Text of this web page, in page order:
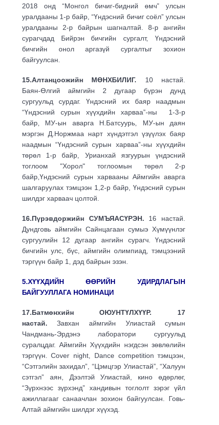
2018 онд “Монгол бичиг-бидний өмч” улсын
уралдааны 1-р байр, “Үндэсний бичиг соёл” улсын
уралдааны 2-р байрын шагналтай. 8-р ангийн
сурагчдад Бийрэн бичгийн сургалт, Үндэсний
бичгийн онол аргазүй сургалтыг зохион
байгуулсан.
15.Алтанцоожийн МӨНХБИЛИГ. 10 настай.
Баян-Өлгий аймгийн 2 дугаар бүрэн дунд
сургуульд сурдаг. Үндэсний их баяр наадмын
“Үндэсний сурын хүүхдийн харваа”-ны 1-3-р
байр, МУ-ын аварга Н.Батсуурь, МУ-ын даян
мэргэн Д.Норжмаа нарт хүндэтгэл үзүүлэх баяр
наадмын “Үндэсний сурын харваа”-ны хүүхдийн
төрөл 1-р байр, Урианхай язгуурын үндэсний
тоглоом "Хорол" тоглоомын төрөл 2-р
байр,Үндэсний сурын харвааны Аймгийн аварга
шалгаруулах тэмцээн 1,2-р байр, Үндэсний сурын
шилдэг харваач цолтой.
16.Пүрэвдоржийн СУМЪЯАСҮРЭН. 16 настай.
Дундговь аймгийн Сайнцагаан сумыэ Хүмүүнлэг
сургуулийн 12 дугаар ангийн сурагч. Үндэсний
бичгийн улс, бүс, аймгийн олимпиад, тэмцээний
тэргүүн байр 1, дэд байрын эзэн.
5.ХҮҮХДИЙН ӨӨРИЙН УДИРДЛАГЫН
БАЙГУУЛЛАГА НОМИНАЦИ
17.Батмөнхийн ОЮУНТҮЛХҮҮР. 17
настай.Завхан аймгийн Улиастай сумын
Чандмань-Эрдэнэ лаборатори сургуульд
суралцдаг. Аймгийн Хүүхдийн нэгдсэн зөвлөлийн
тэргүүн. Cover night, Dance competition тэмцээн,
“Сэтгэлийн захидал”, “Цэмцгэр Улиастай”, “Халуун
сэтгэл” аян, Дээлтэй Улиастай, кино өдөрлөг,
“Зүрхнээс зүрхэнд” хандивын тоглолт зэрэг үйл
ажиллагааг санаачлан зохион байгуулсан. Говь-
Алтай аймгийн шилдэг хүүхэд.